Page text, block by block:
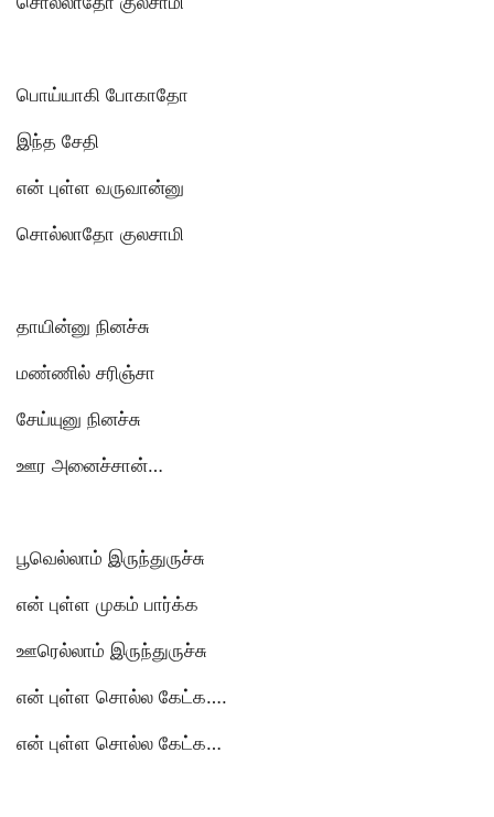
பொய்யாகி போகாதோ
இந்த சேதி
என் புள்ள வருவான்னு
சொல்லாதோ குலசாமி
தாயின்னு நினச்சு
மண்ணில் சரிஞ்சா
சேய்யுனு நினச்சு
ஊர அனைச்சான்…
பூவெல்லாம் இருந்துருச்சு
என் புள்ள முகம் பார்க்க
ஊரெல்லாம் இருந்துருச்சு
என் புள்ள சொல்ல கேட்க….
என் புள்ள சொல்ல கேட்க…